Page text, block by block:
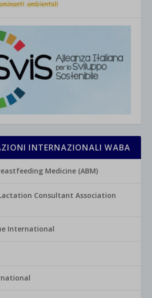
INTERNAZIONALI WABA
Medicine (ABM)
Consultant Association
International